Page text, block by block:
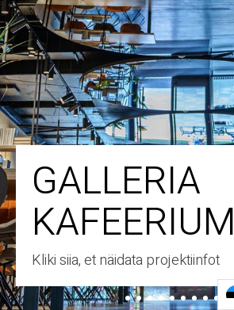
GALLERIA
KAFEERIUM
Kliki siia, et näidata projektiinfot